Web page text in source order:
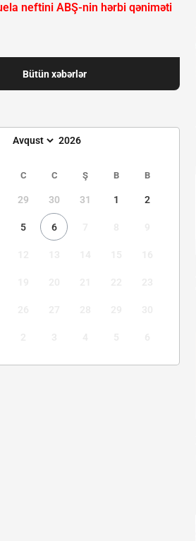
neftini ABŞ-nin hərbi qəniməti
Bütün xəbərlər
C C Ş B B
29 30 31 1 2
5 6